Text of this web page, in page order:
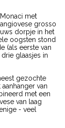
Monaci met
grosso
dorpje in het
oogsten stond
(als eerste van
glaasjes in
gezochte
van
met een
van laag
- veel